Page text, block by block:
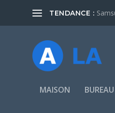
TENDANCE :
MAISON BUREAU